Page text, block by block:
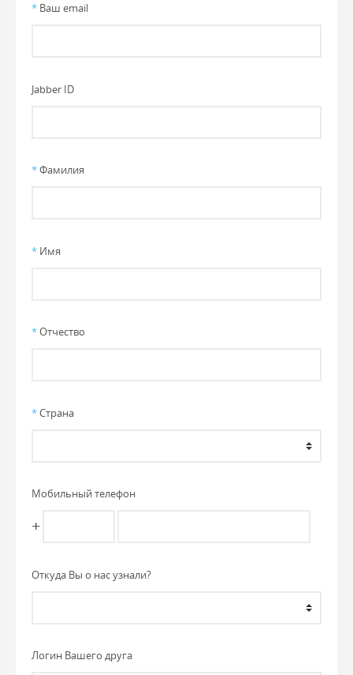
* Ваш email
Jabber ID
*Фамилия
* Имя
*Отчество
*Страна
Мобильный телефон
+
Откуда Вы о нас узнали?
Логин Вашего друга